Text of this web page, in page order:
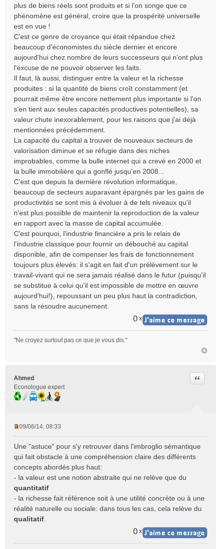
plus de biens réels sont produits et si l'on songe que ce
phénomène est général, croire que la prospérité universelle
est en vue !
C'est ce genre de croyance qui était répandue chez
beaucoup d'économistes du siècle dernier et encore
aujourd'hui chez nombre de leurs successeurs qui n'ont plus
l'excuse de ne pouvoir observer les faits.
Il faut, là aussi, distinguer entre la valeur et la richesse
produites : si la quantité de biens croît constamment (et
pourrait même être encore nettement plus importante si l'on
s'en tient aux seules capacités productives potentielles), sa
valeur chute inexorablement, pour les raisons que j'ai déjà
mentionnées précédemment.
La capacité du capital a trouver de nouveaux secteurs de
valorisation diminue et se réfugie dans des niches
improbables, comme la bulle internet qui a crevé en 2000 et
la bulle immobilière qui a gonflé jusqu'en 2008...
C'est que depuis la dernière révolution informatique,
beaucoup de secteurs auparavant épargnés par les gains de
productivités se sont mis à évoluer à de tels niveaux qu'il
n'est plus possible de maintenir la reproduction de la valeur
en rapport avec la masse de capital accumulée.
C'est pourquoi, l'industrie financière a pris le relais de
l'industrie classique pour fournir un débouché au capital
disponible, afin de compenser les frais de fonctionnement
toujours plus élevés: il s'agit en fait d'un prélèvement sur le
travail-vivant qui ne sera jamais réalisé dans le futur (puisqu'il
se substitue à celui qu'il est impossible de mettre en œuvre
aujourd'hui!), repoussant un peu plus haut la contradiction,
sans la résoudre aucunement.
0 x
"Ne croyez surtout pas ce que je vous dis."
Ahmed
Econologue expert
Citer
s
s
a
g
e
n
n
l
09/06/14, 08:33
Une "astuce" pour s'y retrouver dans l'imbroglio sémantique
qui fait obstacle à une compréhension claire des différents
concepts abordés plus haut:
- la valeur est une notion abstraite qui ne relève que du
quantitatif
- la richesse fait référence soit à une utilité concrète ou à une
réalité naturelle ou sociale: dans tous les cas, cela relève du
qualitatif
0 x